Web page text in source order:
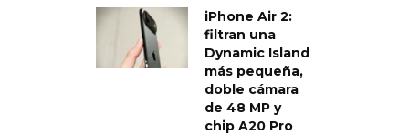
iPhone Air 2:
filtran una
Dynamic Island
más pequeña,
doble cámara
de 48 MP y
chip A20 Pro